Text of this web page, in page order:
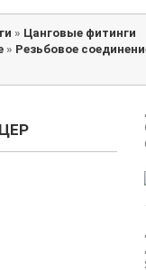
» Цанговые фитинги
» Резьбовое